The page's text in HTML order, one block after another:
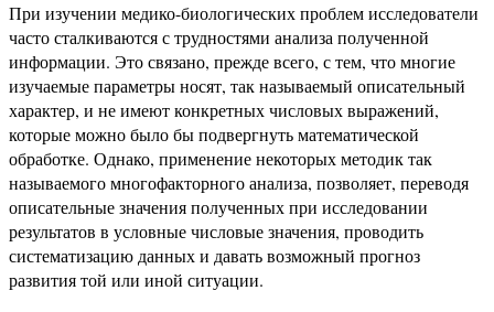
При изучении медико-биологических проблем исследователи
часто сталкиваются с трудностями анализа полученной
информации. Это связано, прежде всего, с тем, что многие
изучаемые параметры носят, так называемый описательный
характер, и не имеют конкретных числовых выражений,
которые можно было бы подвергнуть математической
обработке. Однако, применение некоторых методик так
называемого многофакторного анализа, позволяет, переводя
описательные значения полученных при исследовании
результатов в условные числовые значения, проводить
систематизацию данных и давать возможный прогноз
развития той или иной ситуации.